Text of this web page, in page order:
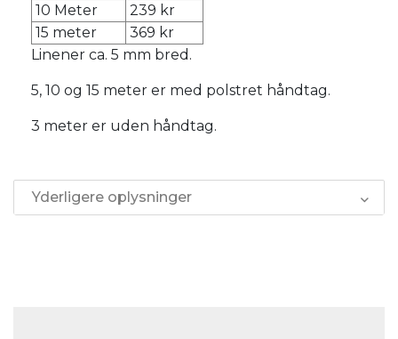
10 Meter
239 kr
15 meter
369 kr
Linener ca. 5 mm bred.
5, 10 og 15 meter er med polstret håndtag.
3 meter er uden håndtag.
Yderligere oplysninger